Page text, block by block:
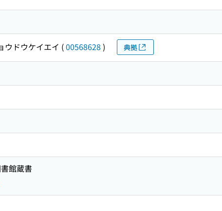
ウドウケイエイ (00568628 ) 典拠
館蔵書